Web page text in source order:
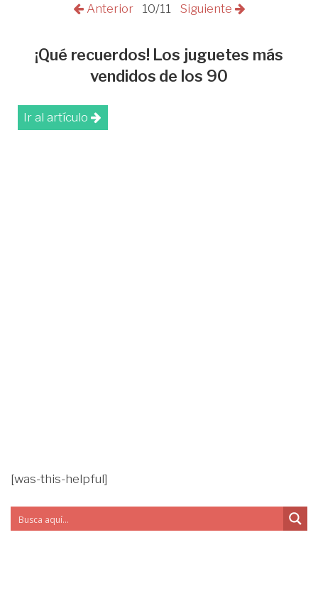
Anterior 10/11 Siguiente
¡Qué recuerdos! Los juguetes más
vendidos de los 90
Ir al artículo
[was-this-helpful]